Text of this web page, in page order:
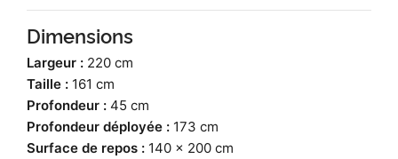
Dimensions
Largeur : 220 cm
Taille : 161 cm
Profondeur : 45 cm
Profondeur déployée : 173 cm
Surface de repos : 140 x 200 cm